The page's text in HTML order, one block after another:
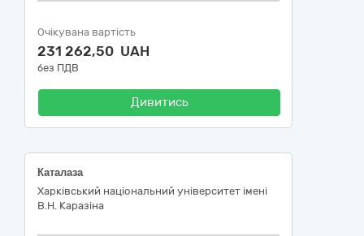
Очікувана вартість
231 262,50 UAH
без ПДВ
Дивитись
Каталаза
Харківський національний університет імені
В.Н. Каразіна